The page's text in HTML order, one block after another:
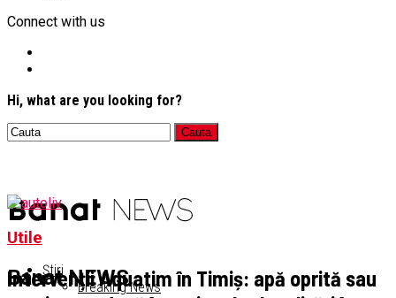
Connect with us
Hi, what are you looking for?
Banat NEWS
Știri
Breaking News
Utile
Intervenții Aquatim în Timiș: apă oprită sau